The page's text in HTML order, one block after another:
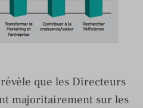
que les Directeurs
majoritairement sur les